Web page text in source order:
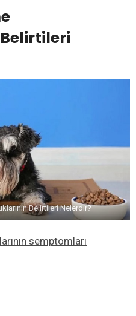
Belirtileri Nelerdir?
semptomları